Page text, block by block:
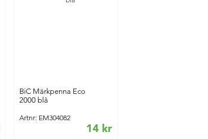
BiC Märkpenna Eco
2000 blå
Artnr: EM304082
14 kr